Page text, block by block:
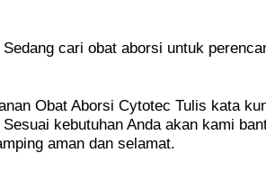
Sedang cari obat aborsi untuk
Obat Aborsi Cytotec Tulis kata
kebutuhan Anda akan kami
aman dan selamat.